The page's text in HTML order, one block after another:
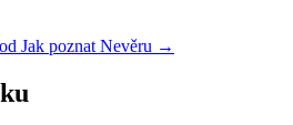
Jak poznat Nevěru →